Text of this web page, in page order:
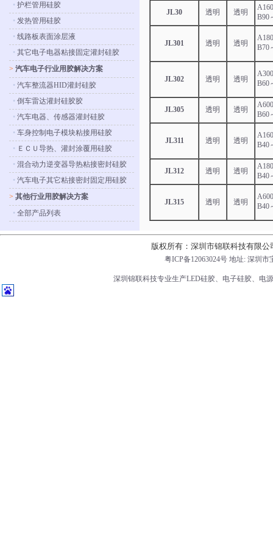
• 护栏管用硅胶
• 发热管用硅胶
• 线路板表面涂层液
• 其它电子电器粘接固定灌封硅胶
> 汽车电子行业用胶解决方案
• 汽车整流器HID灌封硅胶
• 倒车雷达灌封硅胶胶
• 汽车电器、传感器灌封硅胶
• 车身控制电子模块粘接用硅胶
• ＥＣＵ导热、灌封涂覆用硅胶
• 混合动力逆变器导热粘接密封硅胶
• 汽车电子其它粘接密封固定用硅胶
> 其他行业用胶解决方案
• 全部产品列表
JL30 透明 透明
B90
JL301 透明 透明
B70
JL302 透明 透明
B60
JL305 透明 透明
B60
JL311 透明 透明
B40
JL312 透明 透明
B40
JL315 透明 透明
B40
版权所有：深圳市锦联科技有限公
粤ICP备12063024号地址: 深圳市
深圳锦联科技专业生产LED硅胶、电子硅胶、电